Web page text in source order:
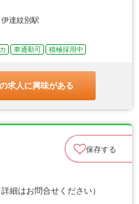
達紋別駅
車通勤可 積極採用中
求人に興味がある
保存する
はお問合せください）